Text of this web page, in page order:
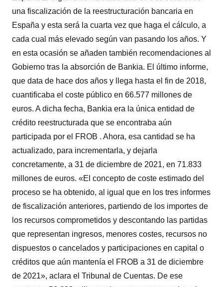
una fiscalización de la reestructuración bancaria en
España y esta será la cuarta vez que haga el cálculo, a
cada cual más elevado según van pasando los años. Y
en esta ocasión se añaden también recomendaciones al
Gobierno tras la absorción de Bankia. El último informe,
que data de hace dos años y llega hasta el fin de 2018,
cuantificaba el coste público en 66.577 millones de
euros. A dicha fecha, Bankia era la única entidad de
crédito reestructurada que se encontraba aún
participada por el FROB . Ahora, esa cantidad se ha
actualizado, para incrementarla, y dejarla
concretamente, a 31 de diciembre de 2021, en 71.833
millones de euros. «El concepto de coste estimado del
proceso se ha obtenido, al igual que en los tres informes
de fiscalización anteriores, partiendo de los importes de
los recursos comprometidos y descontando las partidas
que representan ingresos, menores costes, recursos no
dispuestos o cancelados y participaciones en capital o
créditos que aún mantenía el FROB a 31 de diciembre
de 2021», aclara el Tribunal de Cuentas. De ese